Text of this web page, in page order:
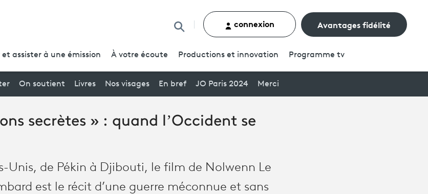
Rechercher un contenu
connexion Avantages fidélité
assister à une émission À votre écoute Productions et innovation Programme tv
On soutient Livres Nos visages En bref JO Paris 2024 Merci
secrètes » : quand l’Occident se
Unis, de Pékin à Djibouti, le film de Nolwenn Le
est le récit d’une guerre méconnue et sans